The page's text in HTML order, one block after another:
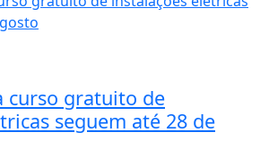
curso gratuito de
seguem até 28 de